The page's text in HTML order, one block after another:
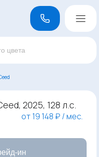
2025, 128 л.с.
от 19 148 ₽ / мес.
ин